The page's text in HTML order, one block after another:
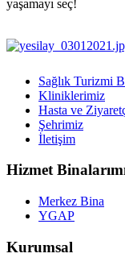
yaşamayı seç!
Sağlık Turizmi
Kliniklerimiz
Hasta ve
Şehrimiz
İletişim
Hizmet
Merkez Bina
YGAP
Kurumsal